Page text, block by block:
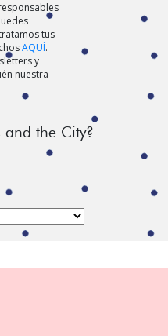
tus
AQUÍ.
y
nuestra
and the City?